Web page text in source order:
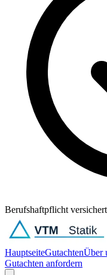
Berufshaftpflicht versichert
HauptseiteGutachtenÜber
Gutachten anfordern